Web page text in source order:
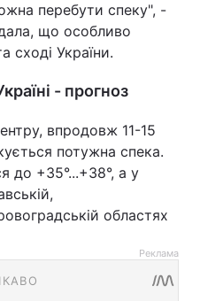
перебути спеку", -
що особливо
сході України.
- прогноз
впродовж 11-15
потужна спека.
до +35°...+38°, а у
областях
Реклама